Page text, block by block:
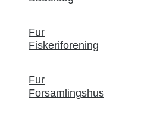
Fur
Fiskeriforening
Fur
Forsamlingshus